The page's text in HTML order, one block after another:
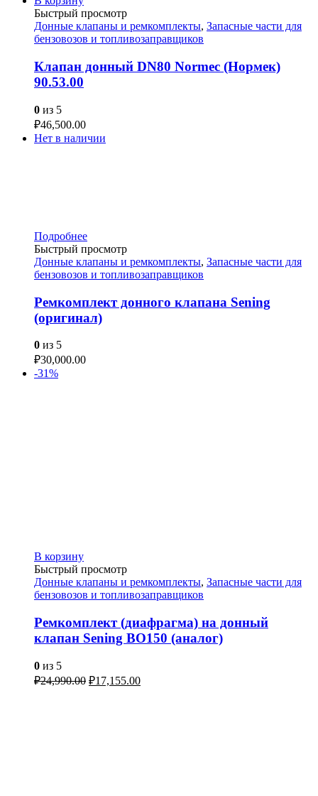
Быстрый просмотр
Донные клапаны и ремкомплекты, Запасные части для
бензовозов и топливозаправщиков
Клапан донный DN80 Normec (Нормек)
90.53.00
0 из 5
₽46,500.00
Нет в наличии
Подробнее
Быстрый просмотр
Донные клапаны и ремкомплекты, Запасные части для
бензовозов и топливозаправщиков
Ремкомплект донного клапана Sening
(оригинал)
0 из 5
₽30,000.00
-31%
В корзину
Быстрый просмотр
Донные клапаны и ремкомплекты, Запасные части для
бензовозов и топливозаправщиков
Ремкомплект (диафрагма) на донный
клапан Sening BO150 (аналог)
0 из 5
₽24,990.00 ₽17,155.00